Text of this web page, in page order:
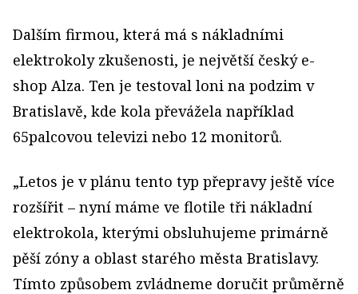
Dalším firmou, která má s nákladními
elektrokoly zkušenosti, je největší český e-
shop Alza. Ten je testoval loni na podzim v
Bratislavě, kde kola převážela například
65palcovou televizi nebo 12 monitorů.
„Letos je v plánu tento typ přepravy ještě více
rozšířit – nyní máme ve flotile tři nákladní
elektrokola, kterými obsluhujeme primárně
pěší zóny a oblast starého města Bratislavy.
Tímto způsobem zvládneme doručit průměrně